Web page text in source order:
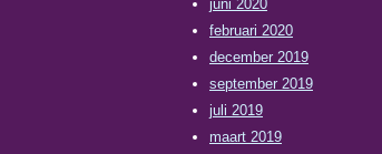
juni 2020
februari 2020
december 2019
september 2019
juli 2019
maart 2019